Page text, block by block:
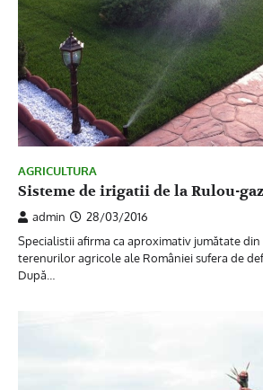
AGRICULTURA
Sisteme de irigatii de la Rulou-
admin
28/03/2016
Specialistii afirma ca aproximativ jumătate din
terenurilor agricole ale României sufera de
După…